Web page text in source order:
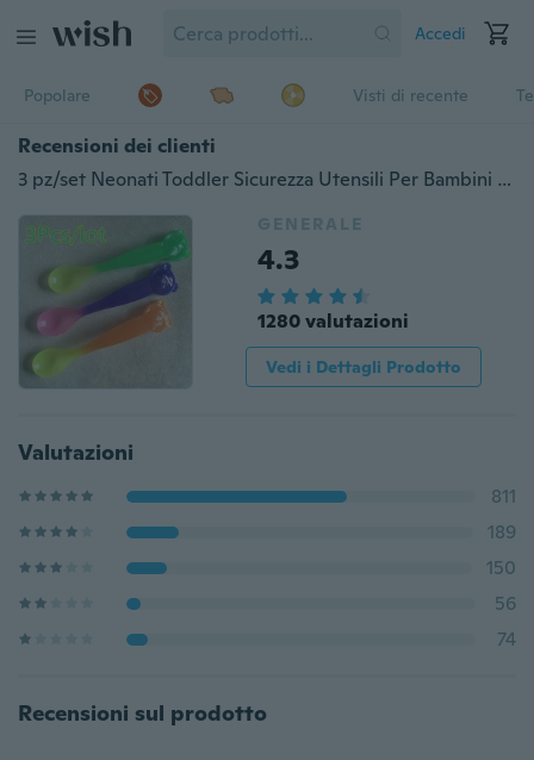
Accedi
Popolare Visti di recente
Recensioni dei clienti
3 pz/set Neonati Toddler Sicurezza Utensili Per Bambini Auto-Cambiato Sensore di Temperatura Del Colore Cucchiaio Alimentazione Cucchiaio Stoviglie In Silicone
GENERALE
4.3
1280 valutazioni
Vedi i Dettagli Prodotto
Valutazioni
811
189
150
56
74
Recensioni sul prodotto